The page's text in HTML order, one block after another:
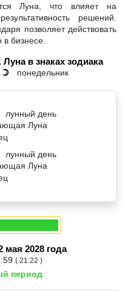
Луна, что влияет на
решений.
позволяет действовать
бизнесе.
в знаках зодиака
☽ понедельник
лунный день
Луна
лунный день
Луна
2028 года
( 21:22 )
период